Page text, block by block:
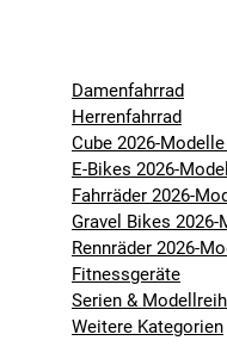
Damenfahrrad
Herrenfahrrad
Cube 2026-Modelle
E-Bikes 2026-
Fahrräder 2026-
Gravel Bikes 2026-
Rennräder 2026-
Fitnessgeräte
Serien &
Weitere Kategorien